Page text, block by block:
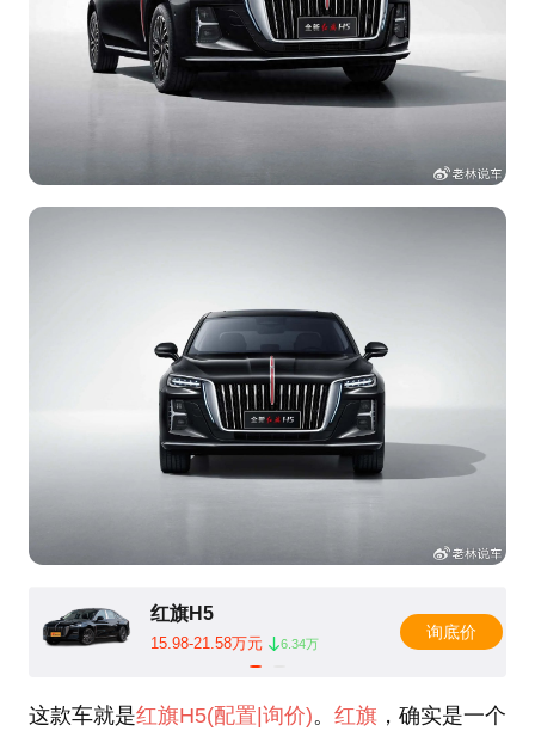
红旗H5
15.98-21.58万元 6.34万
询底价
这款车就是红旗H5(配置 |询价)。红旗 ，确实是一个